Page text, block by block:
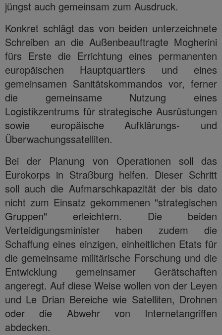
jüngst auch gemeinsam zum Ausdruck.
Konkret schlägt das von beiden unterzeichnete
Schreiben an die Außenbeauftragte Mogherini
fürs Erste die Errichtung eines permanenten
europäischen Hauptquartiers und eines
gemeinsamen Sanitätskommandos vor, ferner
die gemeinsame Nutzung eines
Logistikzentrums für strategische Ausrüstungen
sowie europäische Aufklärungs- und
Überwachungssatelliten.
Bei der Planung von Operationen soll das
Eurokorps in Straßburg helfen. Dieser Schritt
soll auch die Aufmarschkapazität der bis dato
nicht zum Einsatz gekommenen "strategischen
Gruppen" erleichtern. Die beiden
Verteidigungsminister haben zudem die
Schaffung eines einzigen, einheitlichen Etats für
die gemeinsame militärische Forschung und die
Entwicklung gemeinsamer Gerätschaften
angeregt. Auf diese Weise wollen von der Leyen
und Le Drian Bereiche wie Satelliten, Drohnen
oder die Abwehr von Internetangriffen
abdecken.